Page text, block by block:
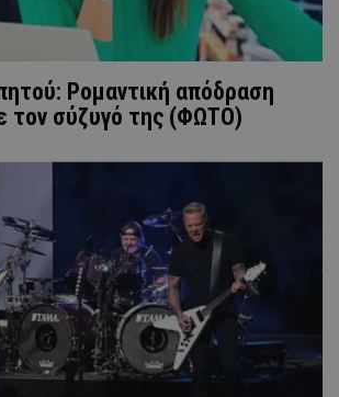
Ρομαντική απόδραση
τον σύζυγό της (ΦΩΤΟ)